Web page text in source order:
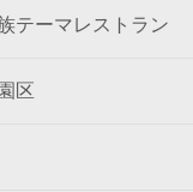
テーマレストラン
区